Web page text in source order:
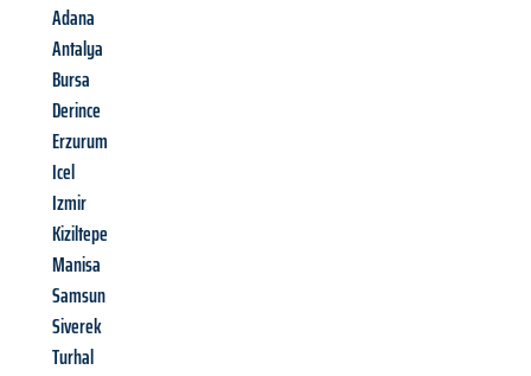
Adana
Antalya
Bursa
Derince
Erzurum
Icel
Izmir
Kiziltepe
Manisa
Samsun
Siverek
Turhal